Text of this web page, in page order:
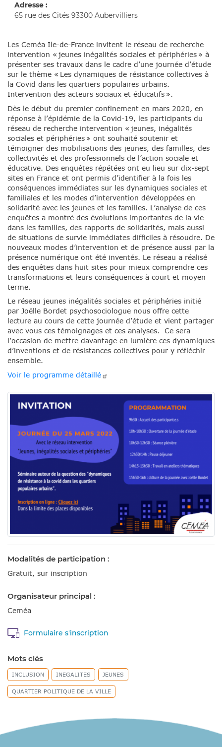
Adresse :
65 rue des Cités 93300 Aubervilliers
Les Ceméa Ile-de-France invitent le réseau de recherche
intervention « jeunes inégalités sociales et périphéries » à
présenter ses travaux dans le cadre d’une journée d’étude
sur le thème « Les dynamiques de résistance collectives à
la Covid dans les quartiers populaires urbains.
Intervention des acteurs sociaux et éducatifs ».
Dès le début du premier confinement en mars 2020, en
réponse à l’épidémie de la Covid-19, les participants du
réseau de recherche intervention « jeunes, inégalités
sociales et périphéries » ont souhaité soutenir et
témoigner des mobilisations des jeunes, des familles, des
collectivités et des professionnels de l’action sociale et
éducative. Des enquêtes répétées ont eu lieu sur dix-sept
sites en France et ont permis d’identifier à la fois les
conséquences immédiates sur les dynamiques sociales et
familiales et les modes d’intervention développées en
solidarité avec les jeunes et les familles. L’analyse de ces
enquêtes a montré des évolutions importantes de la vie
dans les familles, des rapports de solidarités, mais aussi
de situations de survie immédiates difficiles à résoudre. De
nouveaux modes d’intervention et de présence aussi par la
présence numérique ont été inventés. Le réseau a réalisé
des enquêtes dans huit sites pour mieux comprendre ces
transformations et leurs conséquences à court et moyen
terme.
Le réseau jeunes inégalités sociales et périphéries initié
par Joëlle Bordet psychosociologue nous offre cette
lecture au cours de cette journée d’étude et vient partager
avec vous ces témoignages et ces analyses. Ce sera
l’occasion de mettre davantage en lumière ces dynamiques
d’inventions et de résistances collectives pour y réfléchir
ensemble.
Voir le programme détaillé
Modalités de participation :
Gratuit, sur inscription
Organisateur principal :
Ceméa
Formulaire s'inscription
Mots clés
INCLUSION INEGALITES JEUNES
QUARTIER POLITIQUE DE LA VILLE